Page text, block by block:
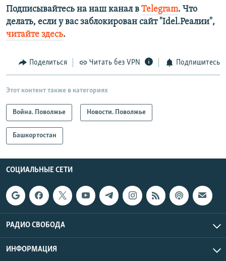
а
д
р
е
д
Подписывайтесь на наш канал в Telegram. Что
делать, если у вас заблокирован сайт "Idel.Реалии",
читайте здесь.
Поделиться Читать без VPN Подпишитесь
Этот контент также в категориях
Война. Поволжье Новости. Поволжье
Башкортостан
СОЦИАЛЬНЫЕ СЕТИ
РАДИО СВОБОДА
ИНФОРМАЦИЯ